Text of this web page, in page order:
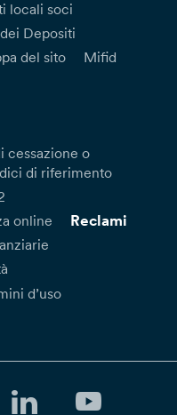
locali soci
Depositi
del sito
Mifid
cessazione o
di riferimento
online Reclami
d’uso